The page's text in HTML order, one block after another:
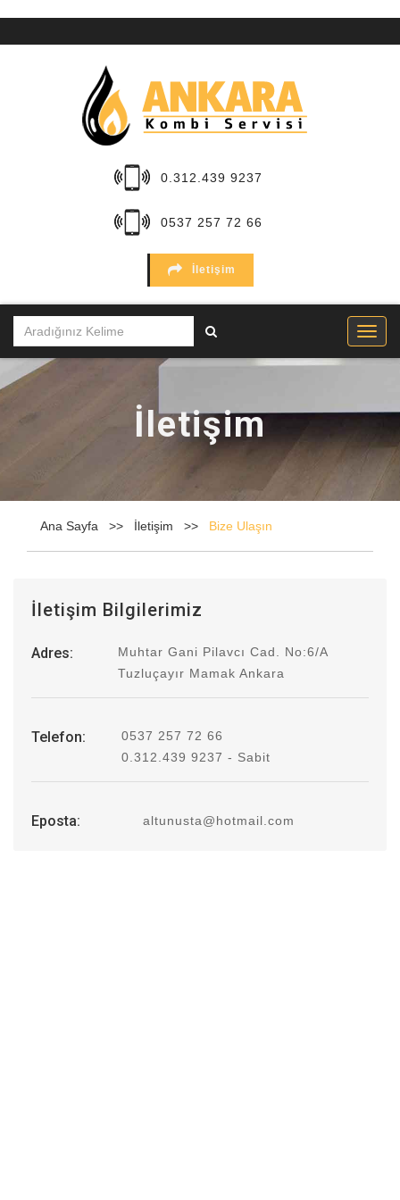
0.312.439 9237
0537 257 72 66
İletişim
KURUMSAL
İletişim
Ana Sayfa İletişim Bize Ulaşın
İletişim Bilgilerimiz
Adres:
Muhtar Gani Pilavcı Cad. No:6/A
Tuzluçayır Mamak Ankara
Telefon:
0537 257 72 66
0.312.439 9237 - Sabit
Eposta: altunusta@hotmail.com